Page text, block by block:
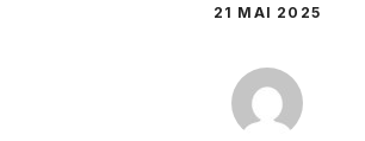
21 MAI 2025